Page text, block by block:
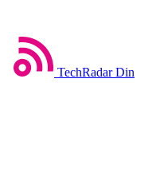
TechRadar Din